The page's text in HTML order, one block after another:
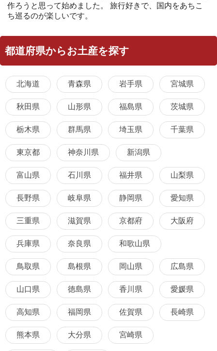
作ろうと思って始めました。 旅行好きで、国内をあちこ
ち巡るのが楽しいです。
都道府県からお土産を探す
北海道 青森県 岩手県 宮城県
秋田県 山形県 福島県 茨城県
栃木県 群馬県 埼玉県 千葉県
東京都 神奈川県 新潟県
富山県 石川県 福井県 山梨県
長野県 岐阜県 静岡県 愛知県
三重県 滋賀県 京都府 大阪府
兵庫県 奈良県 和歌山県
鳥取県 島根県 岡山県 広島県
山口県 徳島県 香川県 愛媛県
高知県 福岡県 佐賀県 長崎県
熊本県 大分県 宮崎県